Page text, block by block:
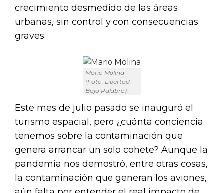
crecimiento desmedido de las áreas
urbanas, sin control y con consecuencias
graves.
Mario Molina
(Foto: Libertad
Bajo Palabra).
Este mes de julio pasado se inauguró el
turismo espacial, pero ¿cuánta conciencia
tenemos sobre la contaminación que
genera arrancar un solo cohete? Aunque la
pandemia nos demostró, entre otras cosas,
la contaminación que generan los aviones,